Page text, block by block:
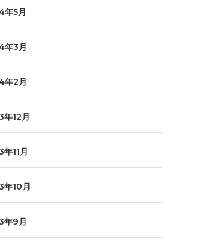
年5月
年3月
年2月
12月
11月
10月
年9月